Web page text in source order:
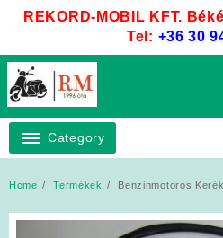
REKORD-MOBIL KFT.
Tel: +36 30
Category
Home Termékek Benzinmotoros